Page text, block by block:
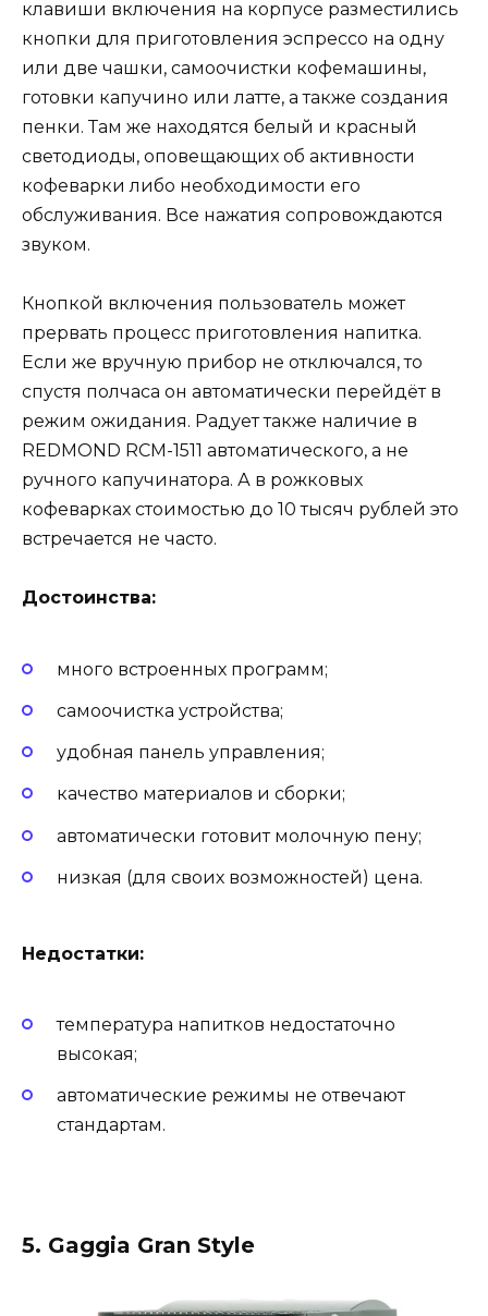
клавиши включения на корпусе разместились
кнопки для приготовления эспрессо на одну
или две чашки, самоочистки кофемашины,
готовки капучино или латте, а также создания
пенки. Там же находятся белый и красный
светодиоды, оповещающих об активности
кофеварки либо необходимости его
обслуживания. Все нажатия сопровождаются
звуком.
Кнопкой включения пользователь может
прервать процесс приготовления напитка.
Если же вручную прибор не отключался, то
спустя полчаса он автоматически перейдёт в
режим ожидания. Радует также наличие в
REDMOND RCM-1511 автоматического, а не
ручного капучинатора. А в рожковых
кофеварках стоимостью до 10 тысяч рублей это
встречается не часто.
Достоинства:
много встроенных программ;
самоочистка устройства;
удобная панель управления;
качество материалов и сборки;
автоматически готовит молочную пену;
низкая (для своих возможностей) цена.
Недостатки:
температура напитков недостаточно
высокая;
автоматические режимы не отвечают
стандартам.
5. Gaggia Gran Style